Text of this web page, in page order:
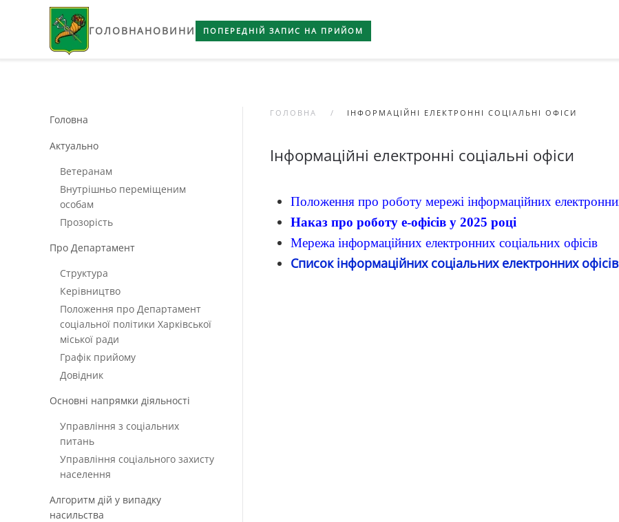
Skip to main content
ГОЛОВНАНОВИНИ ПОПЕРЕДНІЙ ЗАПИС НА ПРИЙОМ
ГОЛОВНА ІНФОРМАЦІЙНІ ЕЛЕКТРОННІ СОЦІАЛЬНІ ОФІСИ
Інформаційні електронні соціальні офіси
Положення про роботу мережі інформаційних
Наказ про роботу е-офісів у 2025 році
Мережа інформаційних електронних соціальних офісів
Список інформаційних соціальних електронних
Головна
Актуально
Ветеранам
Внутрішньо переміщеним
особам
Прозорість
Про Департамент
Структура
Керівництво
Положення про Департамент
соціальної політики Харківської
міської ради
Графік прийому
Довідник
Основні напрямки діяльності
Управління з соціальних
питань
Управління соціального захисту
населення
Алгоритм дій у випадку
насильства